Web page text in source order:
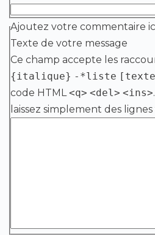
Ajoutez votre commentaire
Texte de votre message
Ce champ accepte les
{italique} -*liste
code HTML<q> <del> <ins>
laissez simplement des lignes